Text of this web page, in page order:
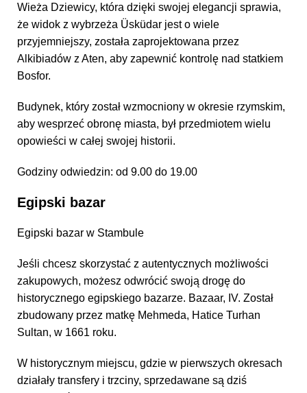
Wieża Dziewicy, która dzięki swojej elegancji sprawia,
że widok z wybrzeża Üsküdar jest o wiele
przyjemniejszy, została zaprojektowana przez
Alkibiadów z Aten, aby zapewnić kontrolę nad statkiem
Bosfor.
Budynek, który został wzmocniony w okresie rzymskim,
aby wesprzeć obronę miasta, był przedmiotem wielu
opowieści w całej swojej historii.
Godziny odwiedzin: od 9.00 do 19.00
Egipski bazar
Egipski bazar w Stambule
Jeśli chcesz skorzystać z autentycznych możliwości
zakupowych, możesz odwrócić swoją drogę do
historycznego egipskiego bazarze. Bazaar, IV. Został
zbudowany przez matkę Mehmeda, Hatice Turhan
Sultan, w 1661 roku.
W historycznym miejscu, gdzie w pierwszych okresach
działały transfery i trzciny, sprzedawane są dziś